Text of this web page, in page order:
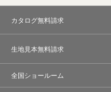
カタログ無料請求
生地見本無料請求
全国ショールーム